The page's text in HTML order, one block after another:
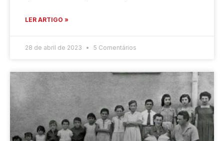
LER ARTIGO »
28 de abril de 2023 5 Comentários